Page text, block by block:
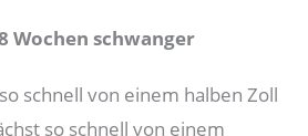
Wochen schwanger
schnell von einem halben Zoll
so schnell von einem